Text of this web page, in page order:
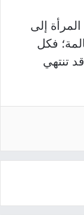
إلى
فكل
تنتهي